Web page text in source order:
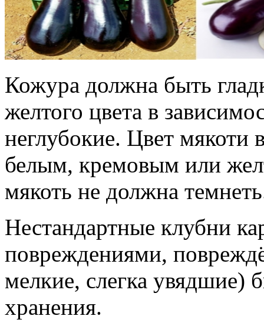
Кожура должна быть
желтого цвета в
неглубокие. Цвет мякоти
белым, кремовым или
мякоть не должна
Нестандартные клубни
повреждениями,
мелкие, слегка увядшие)
хранения.